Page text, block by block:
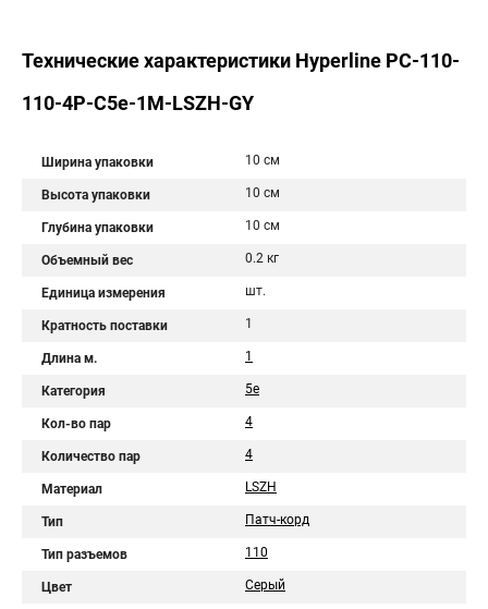
Технические характеристики Hyperline PC-110-
110-4P-C5e-1M-LSZH-GY
Ширина упаковки 10 см
Высота упаковки 10 см
Глубина упаковки 10 см
Объемный вес 0.2 кг
Единица измерения шт.
Кратность поставки 1
Длина м. 1
Категория 5e
Кол-во пар 4
Количество пар 4
Материал LSZH
Тип Патч-корд
Тип разъемов 110
Цвет Серый